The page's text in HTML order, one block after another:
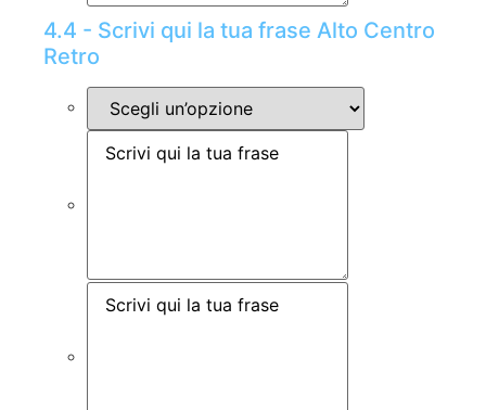
4.4 - Scrivi qui la tua frase Alto Centro
Retro